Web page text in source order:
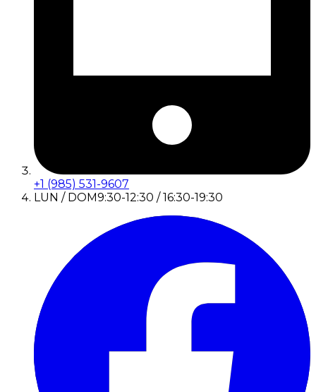
+1 (985) 531-9607
LUN / DOM9:30-12:30 / 16:30-19:30